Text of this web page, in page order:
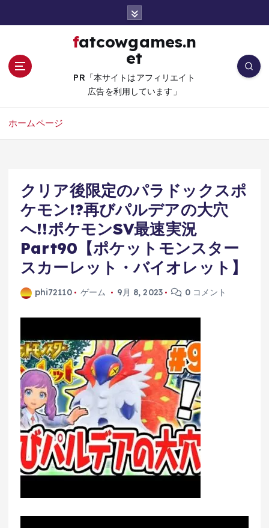
fatcowgames.n
et
PR「本サイトはアフィリエイト
広告を利用しています」
ホームページ
クリア後限定のパラドックスポ
ケモン!?再びパルデアの大穴
へ!!ポケモンSV最速実況
Part90【ポケットモンスター
スカーレット・バイオレット】
phi72110 ゲーム 9月 8, 2023 0 コメント